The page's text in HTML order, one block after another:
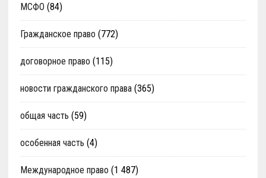
МСФО (84)
Гражданское право (772)
договорное право (115)
новости гражданского права(365)
общая часть (59)
особенная часть (4)
Международное право (1 487)